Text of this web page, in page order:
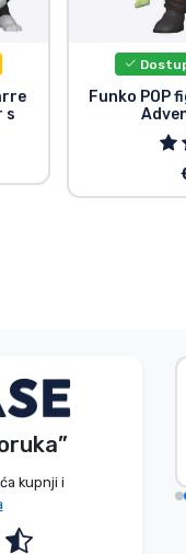
s
Funko POP
kupnji i
Kupac
07.